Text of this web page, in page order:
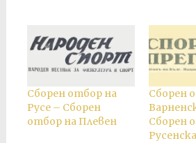
Сборен отбор на
Русе – Сборен
отбор на Плевен
Сборен
Сборен